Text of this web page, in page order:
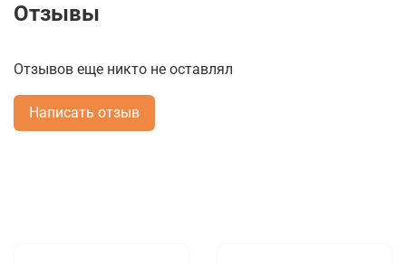
Отзывы
Отзывов еще никто не оставлял
Написать отзыв